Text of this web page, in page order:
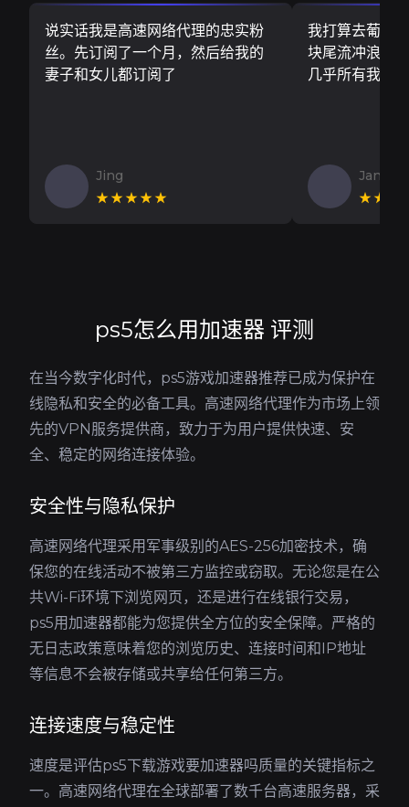
说实话我是高速网络代理的忠实粉
丝。先订阅了一个月，然后给我的
妻子和女儿都订阅了
Jing
★★★★★
我打算去葡萄
块尾流冲浪板
几乎所有我需
Jan V
ps5怎么用加速器 评测
在当今数字化时代，ps5游戏加速器推荐已成为保护在
线隐私和安全的必备工具。高速网络代理作为市场上领
先的VPN服务提供商，致力于为用户提供快速、安
全、稳定的网络连接体验。
安全性与隐私保护
高速网络代理采用军事级别的AES-256加密技术，确
保您的在线活动不被第三方监控或窃取。无论您是在公
共Wi-Fi环境下浏览网页，还是进行在线银行交易，
ps5用加速器都能为您提供全方位的安全保障。严格的
无日志政策意味着您的浏览历史、连接时间和IP地址
等信息不会被存储或共享给任何第三方。
连接速度与稳定性
速度是评估ps5下载游戏要加速器吗质量的关键指标之
一。高速网络代理在全球部署了数千台高速服务器，采